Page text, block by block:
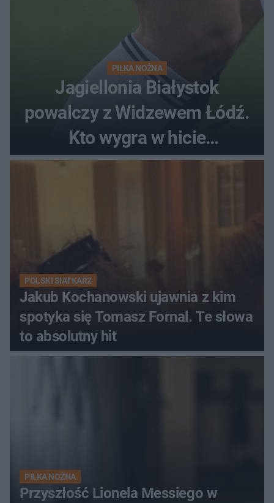
PIŁKA NOŻNA
Jagiellonia Białystok
powalczy z Widzewem Łódź.
Kto wygra w hicie
Ekstraklasy?
POLSKI SIATKARZ
Jakub Kochanowski ujawnia z kim
spotyka się Tomasz Fornal. Te słowa
to absolutny hit
PIŁKA NOŻNA
Przyszłość Lionela Messiego w